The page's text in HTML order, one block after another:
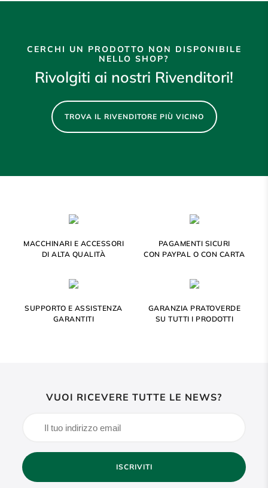
CERCHI UN PRODOTTO NON DISPONIBILE
NELLO SHOP?
Rivolgiti ai nostri Rivenditori!
TROVA IL RIVENDITORE PIÙ VICINO
MACCHINARI E ACCESSORI
DI ALTA QUALITÀ
PAGAMENTI SICURI
CON PAYPAL O CON CARTA
SUPPORTO E ASSISTENZA
GARANTITI
GARANZIA PRATOVERDE
SU TUTTI I PRODOTTI
VUOI RICEVERE TUTTE LE NEWS?
ISCRIVITI